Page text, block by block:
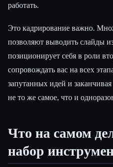
работать.
Это кадрирование важно.
позволяют выводить слайды
позиционирует себя в роли
сопровождать вас на всех
запутанных идей и
не то же самое, что и
Что на самом
набор